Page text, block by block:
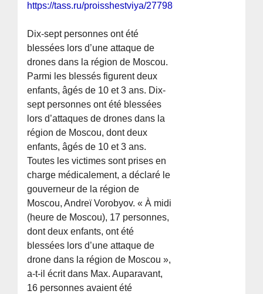
https://tass.ru/proisshestviya/27798687
Dix-sept personnes ont été
blessées lors d’une attaque de
drones dans la région de Moscou.
Parmi les blessés figurent deux
enfants, âgés de 10 et 3 ans. Dix-
sept personnes ont été blessées
lors d’attaques de drones dans la
région de Moscou, dont deux
enfants, âgés de 10 et 3 ans.
Toutes les victimes sont prises en
charge médicalement, a déclaré le
gouverneur de la région de
Moscou, Andreï Vorobyov. « À midi
(heure de Moscou), 17 personnes,
dont deux enfants, ont été
blessées lors d’une attaque de
drone dans la région de Moscou »,
a-t-il écrit dans Max. Auparavant,
16 personnes avaient été